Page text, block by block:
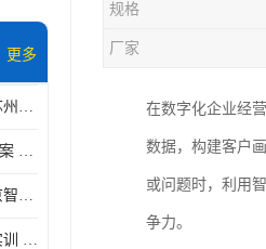
更多
质量管理实训教学方案 苏州质量管理实训 _京创智业
质量管理实验设备解决方案 徐州质量管理实训 _京创智业
数字孪生虚拟生产线 北京智能制造仿真应用
精细化 中山新零售物流实训 数字化赋能
规格
厂家
在数字化企业经
数据，构建客户
或问题时，利用
争力。​